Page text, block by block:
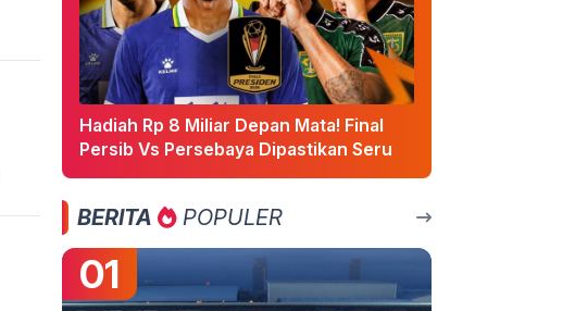
Hadiah Rp 8 Miliar Depan Mata! Final
Persib Vs Persebaya Dipastikan Seru
BERITA POPULER
01